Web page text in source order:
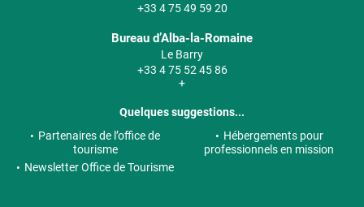
+33 4 75 49 59 20
Bureau d’Alba-la-Romaine
Le Barry
+33 4 75 52 45 86
+
Quelques suggestions...
Partenaires de l’office de
tourisme
Hébergements pour
professionnels en mission
Newsletter Office de Tourisme